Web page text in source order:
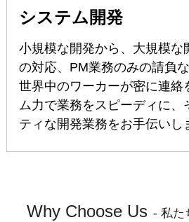
システム開発
小規模な開発から、大規模な
の対応、PM業務のみの請負
世界中のワーカーが密に連絡
ム力で業務をスピーディに、
ティな開発業務をお手伝いし
Why Choose Us - 私た